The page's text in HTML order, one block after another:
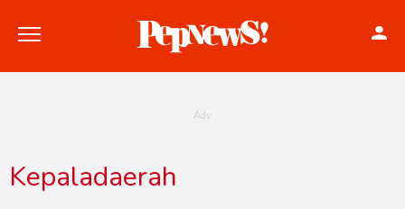
Politik
Kepaladaerah